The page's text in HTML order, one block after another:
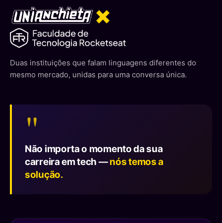
×
Duas instituições que falam linguagens diferentes do
mesmo mercado, unidas para uma conversa única.
"
Não importa o momento da sua
carreira em tech —nós temos a
solução.